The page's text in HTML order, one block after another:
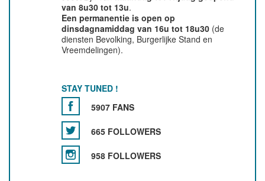
van 8u30 tot 13u.
Een permanentie is open op
dinsdagnamiddag van 16u tot 18u30 (de
diensten Bevolking, Burgerlijke Stand en
Vreemdelingen).
STAY TUNED !
5907 FANS
665 FOLLOWERS
958 FOLLOWERS